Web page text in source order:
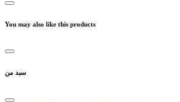
You may also like this products
سبد من